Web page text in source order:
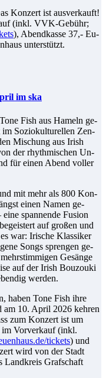
Kon­zert ist aus­ver­kauft!
(inkl. VVK-Ge­bühr;
), Abend­kas­se 37,- Eu­
unterstützt.
im ska
Fi­sh aus Ha­meln ge­
im So­zio­kul­tu­rel­len Zen­
Mi­schung aus Irish
der rhyth­mi­schen Un­
für ei­nen Abend vol­ler
mit mehr als 800 Kon­
ei­nen Na­men ge­
span­nen­de Fu­si­on
auf gro­ßen und
war: Iri­sche Klas­si­ker
Songs spren­gen ge­
Ge­sän­ge
auf der Irish Bouz­ou­ki
werden.
ha­ben To­ne Fi­sh ih­re
am 10. April 2026 keh­ren
zum Kon­zert ist um
Vor­ver­kauf (inkl.
tickets) und
wird von der Stadt
Land­kreis Graf­schaft